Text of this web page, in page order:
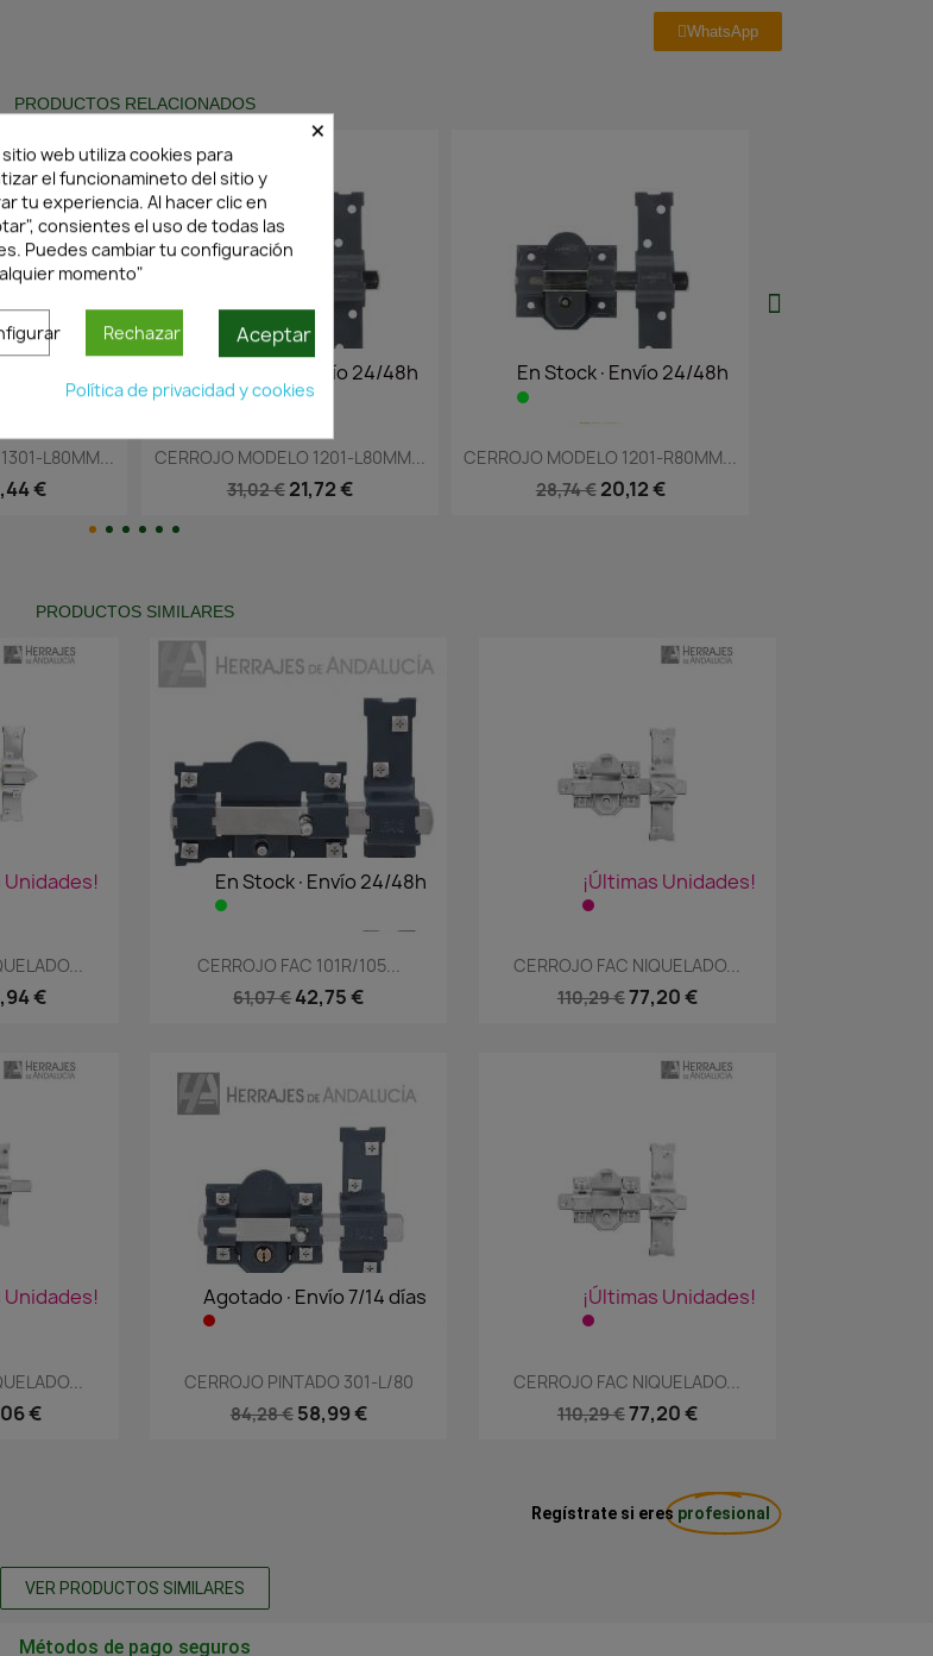
WhatsApp
PRODUCTOS RELACIONADOS
 Vista rápida
MODELO 1201-L80MM...
31,02 €
En Stock·Envío 24/48h
 Vista rápida
CERROJO MODELO 1201-R80MM...
28,74 €
En Stock·Envío 24/48h
 Vista rápida
CERROJO MODELO 1101-L105MM...
26,73 €
PRODUCTOS SIMILARES
Unidades!
€
En Stock·Envío 24/48h
 Vista rápida
CERROJO FAC 101R/105...
61,07 € 42,75 €
¡Últimas Unidades!
Vista rápida
CERROJO FAC NIQUELADO...
110,29 €77,20 €
Unidades!
€
Agotado·Envío 7/14 días
Vista rápida
CERROJO PINTADO 301-L/80
84,28 € 58,99 €
¡Últimas Unidades!
Vista rápida
CERROJO FAC NIQUELADO...
110,29 €77,20 €
Regístrate si eres profesional
VER PRODUCTOS SIMILARES
Métodos de pago seguros
×
web utiliza cookies para
el funcionamineto del sitio y
tu experiencia. Al hacer clic en
consientes el uso de todas las
Puedes cambiar tu configuración
momento"
Rechazar Aceptar
Política de privacidad y cookies